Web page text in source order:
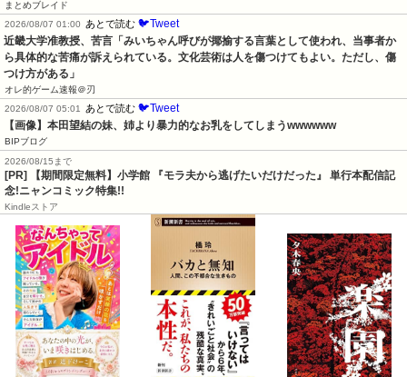
まとめブレイド
2026/08/07 01:00
あとで読む 🐦Tweet
近畿大学准教授、苦言「みいちゃん呼びが揶揄する言葉として使われ、当事者か
ら具体的な苦痛が訴えられている。文化芸術は人を傷つけてもよい。ただし、傷
つけ方がある」
オレ的ゲーム速報＠刃
2026/08/07 05:01
あとで読む 🐦Tweet
【画像】本田望結の妹、姉より暴力的なお乳をしてしまうwwwwww
BIPブログ
2026/08/15まで
[PR] 【期間限定無料】小学館 『モラ夫から逃げたいだけだった』 単行本配信記
念!ニャンコミック特集!!
Kindleストア